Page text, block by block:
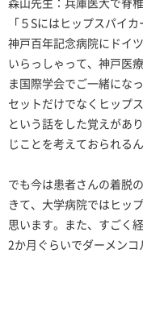
「５Sにはヒップスパイ
神戸百年記念病院にドイ
いらっしゃって、神戸医
ま国際学会でご一緒にな
セットだけでなくヒップ
という話をした覚えがあ
じことを考えておられる
でも今は患者さんの着脱
きて、大学病院ではヒッ
思います。また、すごく
2か月ぐらいでダーメンコ